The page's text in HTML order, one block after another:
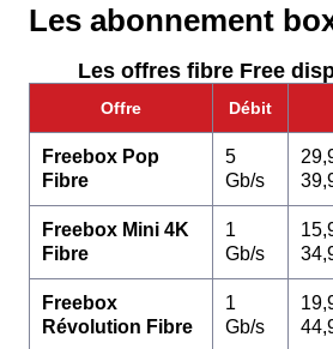
Les abonnement
Les offres fibre Free
Offre Débit
Freebox Pop
Fibre
5
Gb/s
Freebox Mini 4K
Fibre
1
Gb/s
Freebox
Révolution Fibre
1
Gb/s